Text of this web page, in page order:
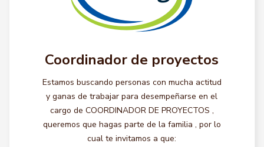
Coordinador de proyectos
Estamos buscando personas con mucha actitud
y ganas de trabajar para desempeñarse en el
cargo de COORDINADOR DE PROYECTOS ,
queremos que hagas parte de la familia , por lo
cual te invitamos a que: